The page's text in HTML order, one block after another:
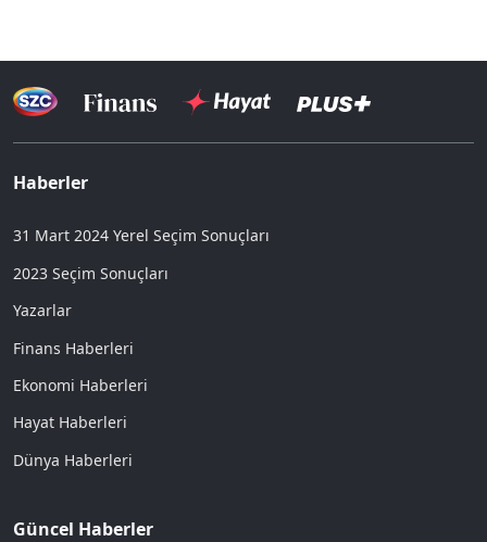
Haberler
31 Mart 2024 Yerel Seçim Sonuçları
2023 Seçim Sonuçları
Yazarlar
Finans Haberleri
Ekonomi Haberleri
Hayat Haberleri
Dünya Haberleri
Güncel Haberler